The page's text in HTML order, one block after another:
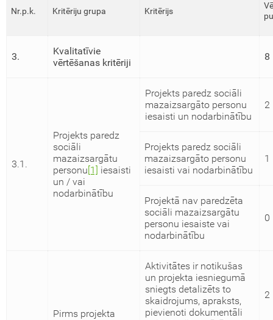
Nr.p.k. Kritēriju grupa Kritērijs
3.
Kvalitatīvie
vērtēšanas kritēriji
8
3.1.
Projekts paredz
sociāli
mazaizsargātu
personu[1] iesaisti
un / vai
nodarbinātību
Projekts paredz sociāli
mazaizsargāto personu
iesaisti un nodarbinātību
2
Projekts paredz sociāli
mazaizsargāto personu
iesaisti vai nodarbinātību
1
Projektā nav paredzēta
sociāli mazaizsargātu
personu iesaiste vai
nodarbinātību
0
Pirms projekta
Aktivitātes ir notikušas
un projekta iesniegumā
sniegts detalizēts to
skaidrojums, apraksts,
pievienoti dokumentāli
2